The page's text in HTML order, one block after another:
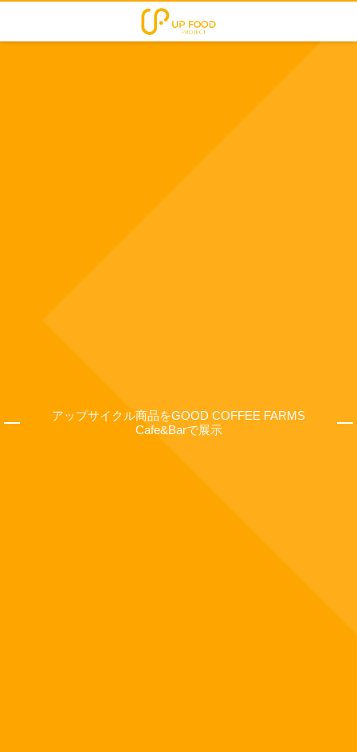
アップサイクル商品をGOOD COFFEE FARMS
Cafe&Barで展示